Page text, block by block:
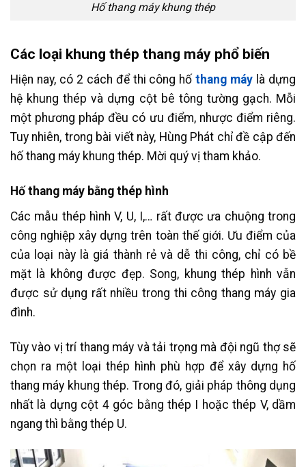
Hố thang máy khung thép
Các loại khung thép thang máy phổ biến
Hiện nay, có 2 cách để thi công hốthang máy là dựng
hệ khung thép và dựng cột bê tông tường gạch. Mỗi
một phương pháp đều có ưu điểm, nhược điểm riêng.
Tuy nhiên, trong bài viết này, Hùng Phát chỉ đề cập đến
hố thang máy khung thép. Mời quý vị tham khảo.
Hố thang máy bằng thép hình
Các mẫu thép hình V, U, I,… rất được ưa chuộng trong
công nghiệp xây dựng trên toàn thế giới. Ưu điểm của
của loại này là giá thành rẻ và dễ thi công, chỉ có bề
mặt là không được đẹp. Song, khung thép hình vẫn
được sử dụng rất nhiều trong thi công thang máy gia
đình.
Tùy vào vị trí thang máy và tải trọng mà đội ngũ thợ sẽ
chọn ra một loại thép hình phù hợp để xây dựng hố
thang máy khung thép. Trong đó, giải pháp thông dụng
nhất là dựng cột 4 góc bằng thép I hoặc thép V, dầm
ngang thì bằng thép U.